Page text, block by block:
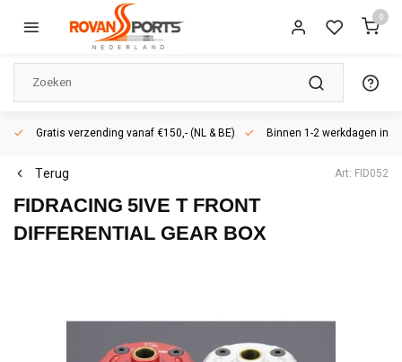
0
Gratis verzending vanaf €150,- (NL & BE) Binnen 1-2 werkdagen in
Terug Art: FID052
FIDRACING 5IVE T FRONT
DIFFERENTIAL GEAR BOX